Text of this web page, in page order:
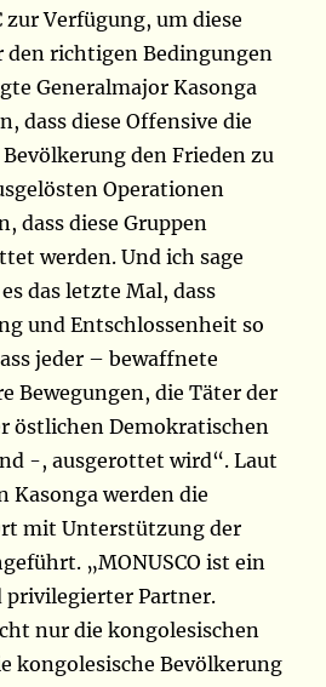
zur Verfügung, um diese
den richtigen Bedingungen
Generalmajor Kasonga
dass diese Offensive die
den Frieden zu
Operationen
dass diese Gruppen
werden. Und ich sage
das letzte Mal, dass
und Entschlossenheit so
jeder – bewaffnete
Bewegungen, die Täter der
östlichen Demokratischen
-, ausgerottet wird“. Laut
Kasonga werden die
mit Unterstützung der
„MONUSCO ist ein
privilegierter Partner.
nur die kongolesischen
kongolesische Bevölkerung